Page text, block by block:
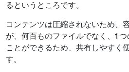
るというところです。
コンテンツは圧縮されないため、
が、何百ものファイルでなく、1
ことができるため、共有しやすく
す。